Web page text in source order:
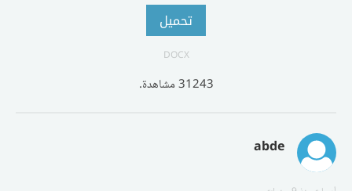
تحميل
DOCX
31243 مشاهدة.
abde